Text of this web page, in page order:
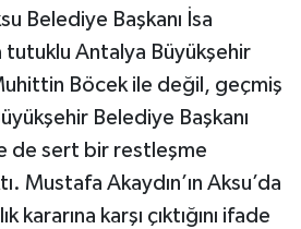
Belediye Başkanı İsa
tutuklu Antalya Büyükşehir
Böcek ile değil, geçmiş
Belediye Başkanı
de sert bir restleşme
Mustafa Akaydın’ın Aksu’da
karşı çıktığını ifade